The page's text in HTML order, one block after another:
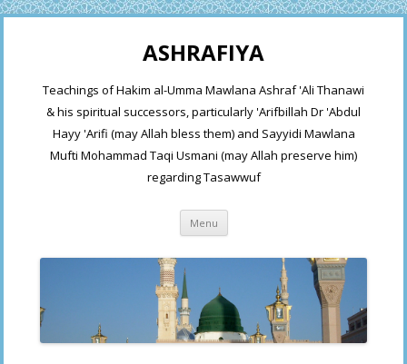
ASHRAFIYA
Teachings of Hakim al-Umma Mawlana Ashraf 'Ali Thanawi
& his spiritual successors, particularly 'Arifbillah Dr 'Abdul
Hayy 'Arifi (may Allah bless them) and Sayyidi Mawlana
Mufti Mohammad Taqi Usmani (may Allah preserve him)
regarding Tasawwuf
Menu Skip
content